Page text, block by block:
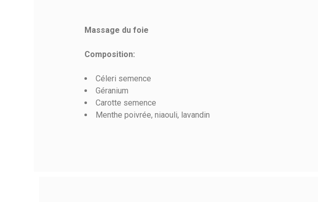
Massage du foie
Composition:
Céleri semence
Géranium
Carotte semence
Menthe poivrée, niaouli, lavandin